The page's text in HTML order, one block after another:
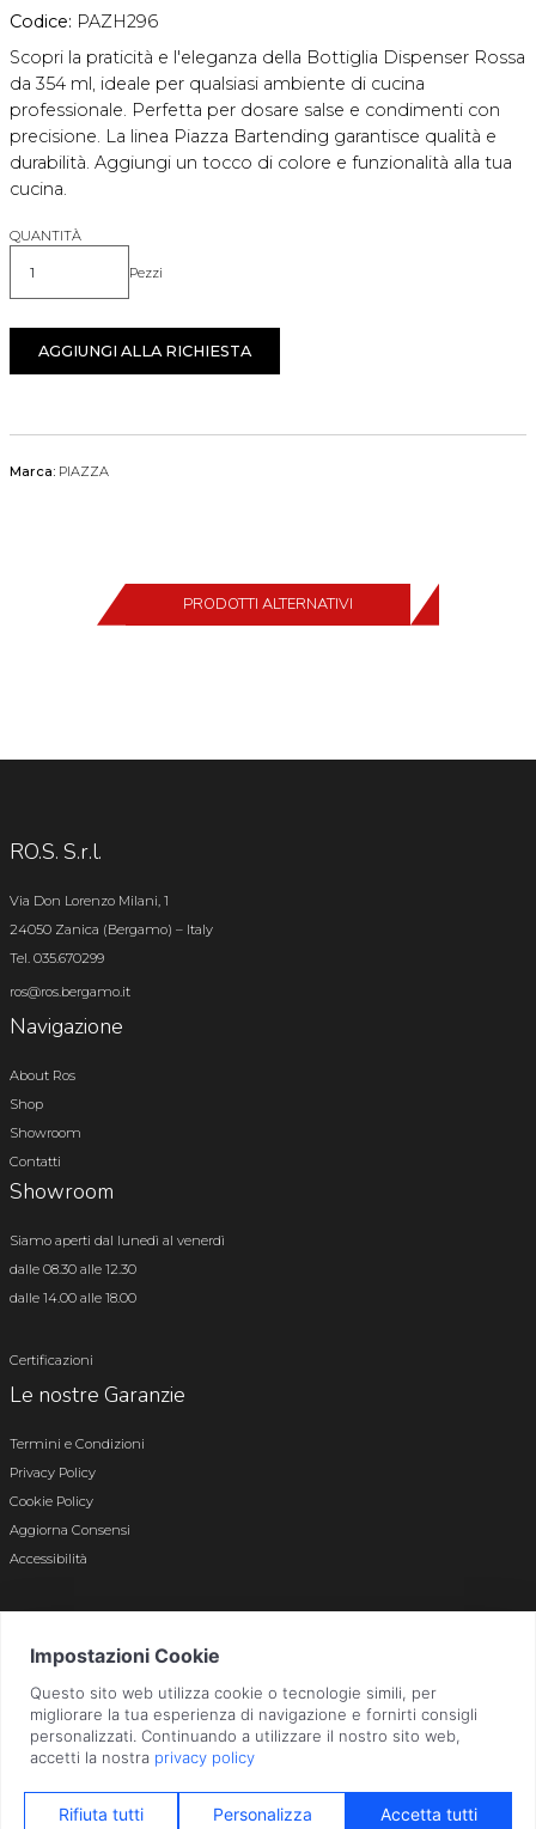
Codice: PAZH296
Scopri la praticità e l'eleganza della Bottiglia Dispenser Rossa
da 354 ml, ideale per qualsiasi ambiente di cucina
professionale. Perfetta per dosare salse e condimenti con
precisione. La linea Piazza Bartending garantisce qualità e
durabilità. Aggiungi un tocco di colore e funzionalità alla tua
cucina.
QUANTITÀ
Quantità Pezzi
AGGIUNGI ALLA RICHIESTA
Marca: PIAZZA
PRODOTTI ALTERNATIVI
RO.S. S.r.l.
Via Don Lorenzo Milani, 1
24050 Zanica (Bergamo) – Italy
Tel. 035.670299
ros@ros.bergamo.it
Navigazione
About Ros
Shop
Showroom
Contatti
Showroom
Siamo aperti dal lunedì al venerdì
dalle 08.30 alle 12.30
dalle 14.00 alle 18.00
Certificazioni
Le nostre Garanzie
Termini e Condizioni
Privacy Policy
Cookie Policy
Aggiorna Consensi
Accessibilità
Bergamo n. 01496180165 · Capitale Sociale i.v. € 800.000,00